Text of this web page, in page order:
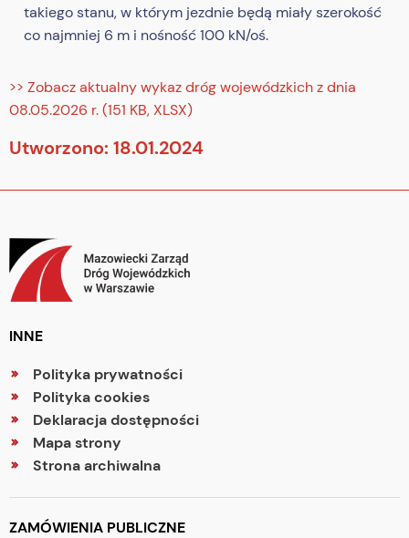
takiego stanu, w którym jezdnie będą miały szerokość
co najmniej 6 m i nośność 100 kN/oś.
>> Zobacz aktualny wykaz dróg wojewódzkich z dnia
08.05.2026 r. (151 KB, XLSX)
Utworzono: 18.01.2024
INNE
Polityka prywatności
Polityka cookies
Deklaracja dostępności
Mapa strony
Strona archiwalna
ZAMÓWIENIA PUBLICZNE